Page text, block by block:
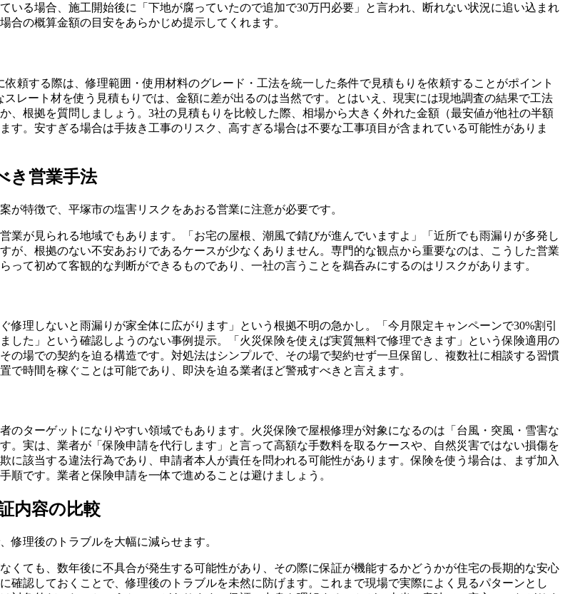
る場合、施工開始後に「下地が腐っていたので追加で30万円必要」と言われ、断れない状況に追い込まれ
の概算金額の目安をあらかじめ提示してくれます。
頼する際は、修理範囲・使用材料のグレード・工法を統一した条件で見積もりを依頼することがポイント
レート材を使う見積もりでは、金額に差が出るのは当然です。とはいえ、現実には現地調査の結果で工法
根拠を質問しましょう。3社の見積もりを比較した際、相場から大きく外れた金額（最安値が他社の半額
。安すぎる場合は手抜き工事のリスク、高すぎる場合は不要な工事項目が含まれている可能性がありま
き営業手法
特徴で、平塚市の塩害リスクをあおる営業に注意が必要です。
が見られる地域でもあります。「お宅の屋根、潮風で錆びが進んでいますよ」「近所でも雨漏りが多発し
、根拠のない不安あおりであるケースが少なくありません。専門的な観点から重要なのは、こうした営業
て初めて客観的な判断ができるものであり、一社の言うことを鵜呑みにするのはリスクがあります。
理しないと雨漏りが家全体に広がります」という根拠不明の急かし。「今月限定キャンペーンで30%割引
した」という確認しようのない事例提示。「火災保険を使えば実質無料で修理できます」という保険適用の
場での契約を迫る構造です。対処法はシンプルで、その場で契約せず一旦保留し、複数社に相談する習慣
時間を稼ぐことは可能であり、即決を迫る業者ほど警戒すべきと言えます。
ターゲットになりやすい領域でもあります。火災保険で屋根修理が対象になるのは「台風・突風・雪害な
。実は、業者が「保険申請を代行します」と言って高額な手数料を取るケースや、自然災害ではない損傷を
該当する違法行為であり、申請者本人が責任を問われる可能性があります。保険を使う場合は、まず加入
です。業者と保険申請を一体で進めることは避けましょう。
内容の比較
修理後のトラブルを大幅に減らせます。
くても、数年後に不具合が発生する可能性があり、その際に保証が機能するかどうかが住宅の長期的な安心
認しておくことで、修理後のトラブルを未然に防げます。これまで現場で実際によく見るパターンとし